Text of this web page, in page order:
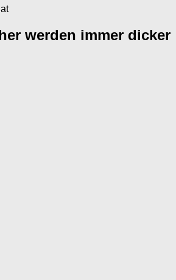
werden immer dicker